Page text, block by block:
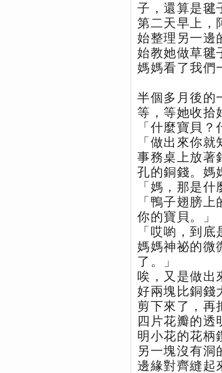
子，還算是毽
第二天早上，
始整理另一邊
始教她做草毽
媽媽看了我們
半個多月後的
等，等她收拾
「什麼寶貝
「做出來你
事務桌上放著
孔的銅錢。媽
「媽，那是什
「鴨子翅膀
你的寶貝。」
「哎喲，到
媽媽神祕的微
了。」
唉，又是做出
好兩塊比銅錢
剪下來了，再
四片花瓣的透
明小花的花柄
另一塊沒有洞
邊緣對齊縫